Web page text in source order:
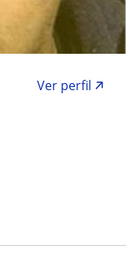
Ver perfil